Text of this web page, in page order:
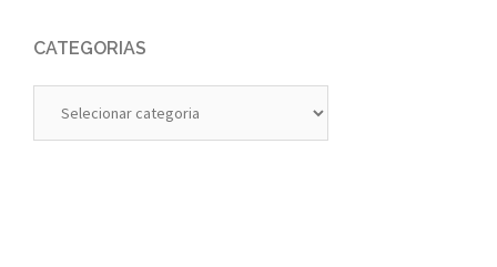
CATEGORIAS